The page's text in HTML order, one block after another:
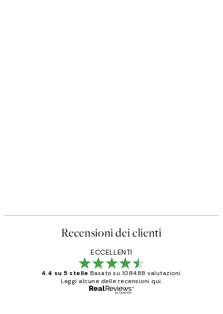
Recensioni dei clienti
ECCELLENTI
4.4 su 5 stelle Basato su 108488 valutazioni.
Leggi alcune delle recensioni qui.